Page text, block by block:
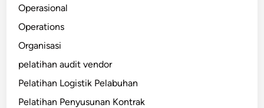
Operasional
Operations
Organisasi
pelatihan audit vendor
Pelatihan Logistik Pelabuhan
Pelatihan Penyusunan Kontrak